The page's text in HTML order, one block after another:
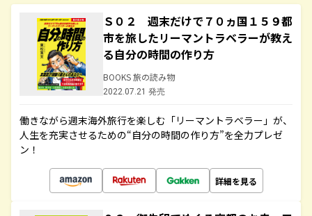
Ｓ０２ 週末だけで７０ヵ国１５９都
市を旅したリーマントラベラーが教え
る自分の時間の作り方
BOOKS 旅の読み物
2022.07.21 発売
働きながら週末海外旅行を楽しむ「リーマントラベラー」が、
人生を充実させるための“自分の時間の作り方”を全力プレゼ
ン！
詳細を見る